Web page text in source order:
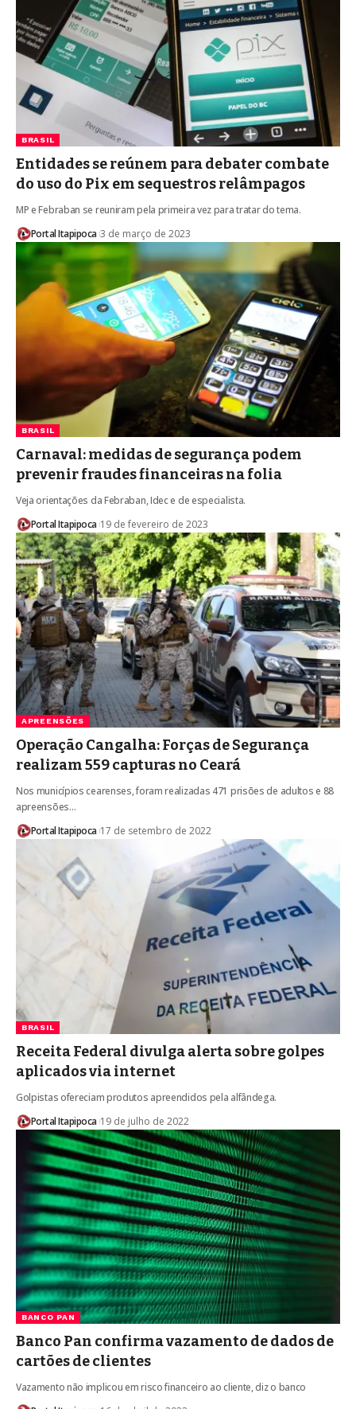
BRASIL
Entidades se reúnem para debater combate
do uso do Pix em sequestros relâmpagos
MP e Febraban se reuniram pela primeira vez para tratar do tema.
Portal Itapipoca 3 de março de 2023
BRASIL
Carnaval: medidas de segurança podem
prevenir fraudes financeiras na folia
Veja orientações da Febraban, Idec e de especialista.
Portal Itapipoca 19 de fevereiro de 2023
APREENSÕES
Operação Cangalha: Forças de Segurança
realizam 559 capturas no Ceará
Nos municípios cearenses, foram realizadas 471 prisões de adultos e 88
apreensões…
Portal Itapipoca 17 de setembro de 2022
BRASIL
Receita Federal divulga alerta sobre golpes
aplicados via internet
Golpistas ofereciam produtos apreendidos pela alfândega.
Portal Itapipoca 19 de julho de 2022
BANCO PAN
Banco Pan confirma vazamento de dados de
cartões de clientes
Vazamento não implicou em risco financeiro ao cliente, diz o banco